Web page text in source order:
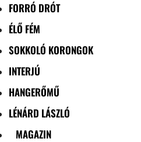
FORRÓ DRÓT
ÉLŐ FÉM
SOKKOLÓ KORONGOK
INTERJÚ
HANGERŐMŰ
LÉNÁRD LÁSZLÓ
MAGAZIN